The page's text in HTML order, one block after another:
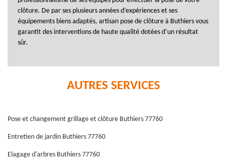
clôture. De par ses plusieurs années d’expériences et ses
équipements biens adaptés, artisan pose de clôture à Buthiers vous
garantit des interventions de haute qualité dotées d’un résultat
sûr.
AUTRES SERVICES
Pose et changement grillage et clôture Buthiers 77760
Entretien de jardin Buthiers 77760
Elagage d'arbres Buthiers 77760